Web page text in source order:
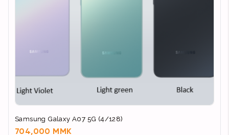
Samsung Galaxy A07 5G (4/128)
704,000 MMK